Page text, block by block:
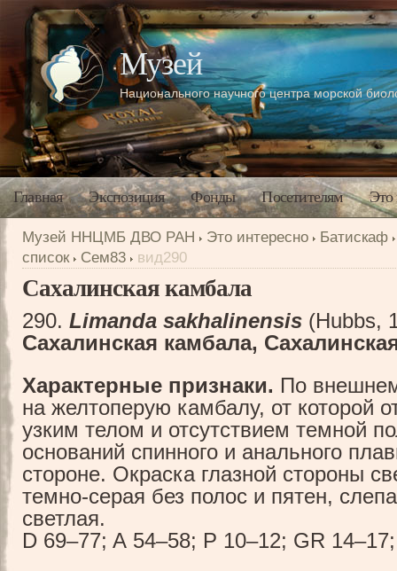
Музей
Национального научного центра морской
Главная Экспозиция Фонды Посетителям Это
Музей ННЦМБ ДВО РАН Это интересно
Батискаф
список
Сем83 вид290
Сахалинская камбала
290. Limanda sakhalinensis (Hubbs,
Сахалинская камбала,
Характерные признаки. По
на желтоперую камбалу, от которой
узким телом и отсутствием темной
оснований спинного и анального
стороне. Окраска глазной стороны
темно-серая без полос и пятен,
светлая.
D 69–77; A 54–58; P 10–12; GR